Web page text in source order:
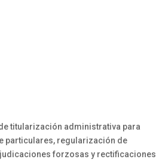
titularización administrativa para
particulares, regularización de
forzosas y rectificaciones